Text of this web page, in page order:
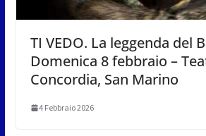
TI VEDO. La leggenda del
Domenica 8 febbraio –
Concordia, San Marino
4 Febbraio 2026